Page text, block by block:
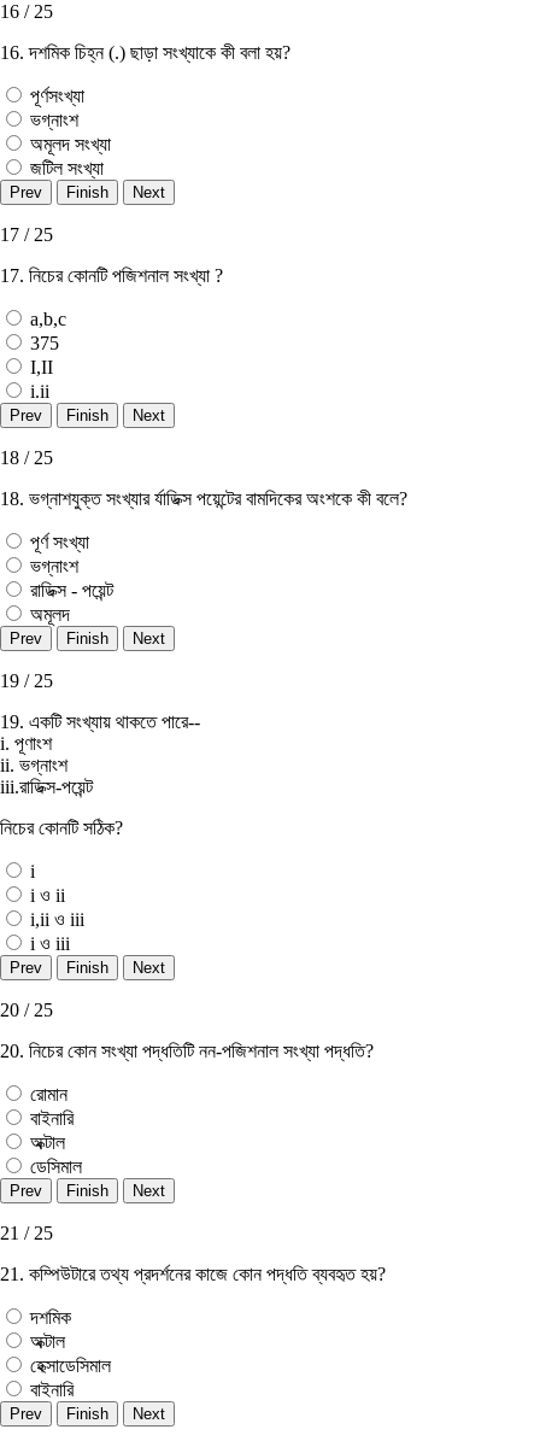
16 / 25
16. দশমিক চিহ্ন (.) ছাড়া সংখ্যাকে কী বলা হয়?
পূর্ণসংখ্যা
ভগ্নাংশ
অমূলদ সংখ্যা
জটিল সংখ্যা
17 / 25
17. নিচের কোনটি পজিশনাল সংখ্যা ?
a,b,c
375
I,II
i.ii
18 / 25
18. ভগ্নাশযুক্ত সংখ্যার র্যাডিক্স পয়েন্টের বামদিকের অংশকে কী বলে?
পূর্ণ সংখ্যা
ভগ্নাংশ
রাডিক্স - পয়েন্ট
অমূলদ
19 / 25
19. একটি সংখ্যায় থাকতে পারে--
i. পূণাংশ
ii. ভগ্নাংশ
iii.রাডিক্স-পয়েন্ট
নিচের কোনটি সঠিক?
i
i ও ii
i,ii ও iii
i ও iii
20 / 25
20. নিচের কোন সংখ্যা পদ্ধতিটি নন-পজিশনাল সংখ্যা পদ্ধতি?
রােমান
বাইনারি
অক্টাল
ডেসিমাল
21 / 25
21. কম্পিউটারে তথ্য প্রদর্শনের কাজে কোন পদ্ধতি ব্যবহৃত হয়?
দশমিক
অক্টাল
হেক্সাডেসিমাল
বাইনারি